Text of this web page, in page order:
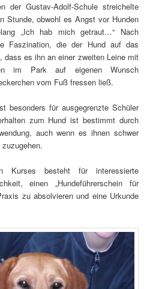
der Gustav-Adolf-Schule streichelte
Stunde, obwohl es Angst vor Hunden
„Ich hab mich getraut…“ Nach
Faszination, die der Hund auf das
dass es ihn an einer zweiten Leine mit
im Park auf eigenen Wunsch
vom Fuß fressen ließ.
besonders für ausgegrenzte Schüler
zum Hund ist bestimmt durch
auch wenn es ihnen schwer
Kurses besteht für interessierte
einen „Hundeführerschein für
zu absolvieren und eine Urkunde